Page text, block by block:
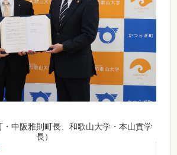
・中阪雅則町長、和歌山大学・本山貢学
長）